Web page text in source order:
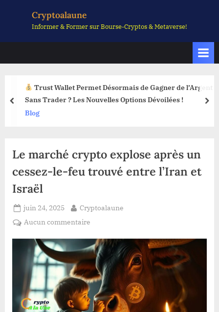
Cryptoalaune
Informer & Former sur Bourse-Cryptos & Metaverse!
Trust Wallet Permet Désormais de Gagner de l’Argent
Sans Trader ? Les Nouvelles Options Dévoilées !
Blog
prev
Le marché crypto explose après un
cessez-le-feu trouvé entre l’Iran et
Israël
Posted
on
juin 24, 2025 By
Cryptoalaune
Aucun commentaire
marché
crypto
explose
après
un
cessez-